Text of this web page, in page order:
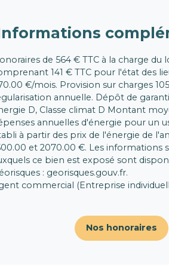
de 564 € TTC à la charge du
141 € TTC pour l'état des
€/mois. Provision sur charges
annuelle. Dépôt de
D, Classe climat D Montant
annuelles d'énergie pour un
à partir des prix de l'énergie de
et 2070.00 €. Les informations
ce bien est exposé sont
: georisques.gouv.fr.
commercial (Entreprise
Nos honoraires